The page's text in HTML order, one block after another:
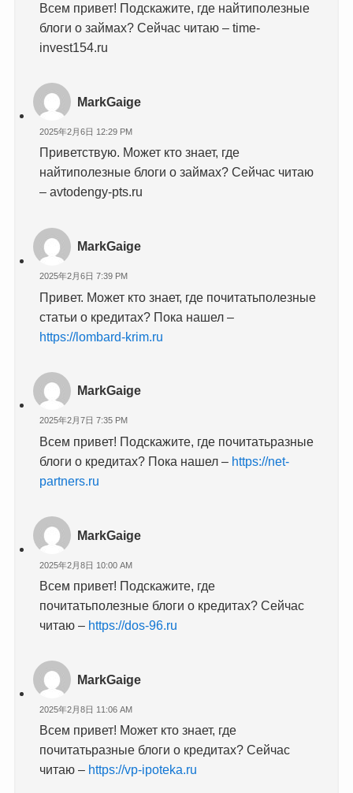
Всем привет! Подскажите, где найтиполезные
блоги о займах? Сейчас читаю – time-
invest154.ru
MarkGaige
2025年2月6日 12:29 PM
Приветствую. Может кто знает, где
найтиполезные блоги о займах? Сейчас читаю
– avtodengy-pts.ru
MarkGaige
2025年2月6日 7:39 PM
Привет. Может кто знает, где почитатьполезные
статьи о кредитах? Пока нашел –
https://lombard-krim.ru
MarkGaige
2025年2月7日 7:35 PM
Всем привет! Подскажите, где почитатьразные
блоги о кредитах? Пока нашел – https://net-
partners.ru
MarkGaige
2025年2月8日 10:00 AM
Всем привет! Подскажите, где
почитатьполезные блоги о кредитах? Сейчас
читаю – https://dos-96.ru
MarkGaige
2025年2月8日 11:06 AM
Всем привет! Может кто знает, где
почитатьразные блоги о кредитах? Сейчас
читаю – https://vp-ipoteka.ru